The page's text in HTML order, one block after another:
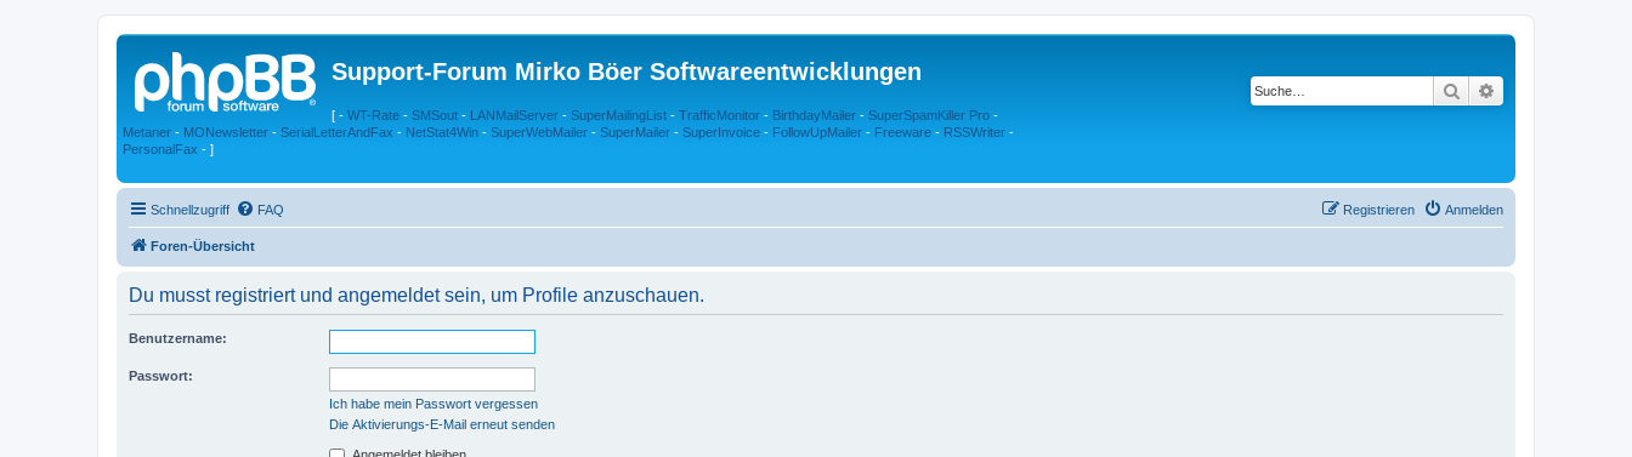
Support-Forum Mirko Böer Softwareentwicklungen
[ - WT-Rate - SMSout - LANMailServer - SuperMailingList - TrafficMonitor - BirthdayMailer - SuperSpamKiller Pro -
Metaner - MONewsletter - SerialLetterAndFax - NetStat4Win - SuperWebMailer - SuperMailer - SuperInvoice - FollowUpMailer - Freeware - RSSWriter -
PersonalFax - ]
Suche
Schnellzugriff FAQ Anmelden
Registrieren
Foren-Übersicht
Du musst registriert und angemeldet sein, um Profile anzuschauen.
Benutzername:
Passwort:
Ich habe mein Passwort vergessen
Die Aktivierungs-E-Mail erneut senden